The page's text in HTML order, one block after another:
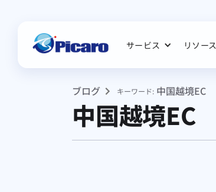
サービス リソース
ブログ キーワード: 中国越境EC
中国越境EC